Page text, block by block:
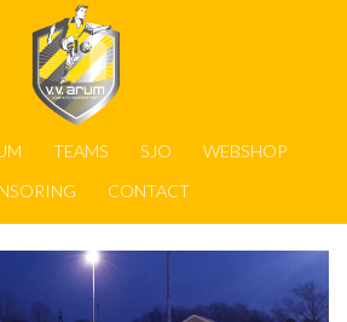
TEAMS SJO
WEBSHOP
CONTACT